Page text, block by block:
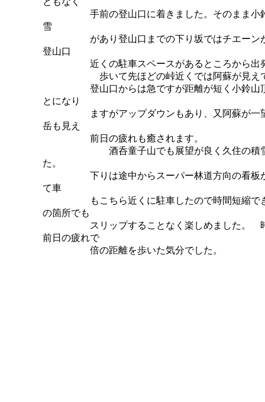
手前の登山口に着きました。そのまま小鈴
雪
があり登山口までの下り坂ではチエーンが
登山口
近くの駐車スペースがあるところから出発
歩いて先ほどの峠近くでは阿蘇が見えて景
登山口からは急ですが距離が短く小鈴山頂
とになり
ますがアップダウンもあり、又阿蘇が一望
岳も見え
前日の疲れも癒されます。
酒呑童子山でも展望が良く久住の積雪も
た。
下りは途中からスーパー林道方向の看板か
て車
もこちら近くに駐車したので時間短縮でき
の箇所でも
スリップすることなく楽しめました。 時間
前日の疲れで
倍の距離を歩いた気分でした。